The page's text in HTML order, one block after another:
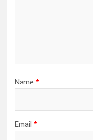
Name *
Email *